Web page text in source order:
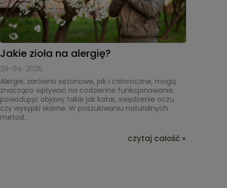
Jakie zioła na alergię?
29-04-2025
Alergie, zarówno sezonowe, jak i całoroczne, mogą
znacząco wpływać na codzienne funkcjonowanie,
powodując objawy takie jak katar, swędzenie oczu
czy wysypki skórne. W poszukiwaniu naturalnych
metod...
czytaj całość »